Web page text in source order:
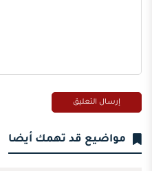
مواضيع قد تهمك أيضا